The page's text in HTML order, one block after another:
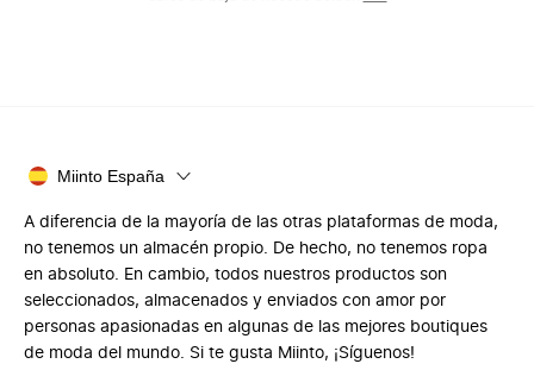
Miinto España
A diferencia de la mayoría de las otras plataformas de moda,
no tenemos un almacén propio. De hecho, no tenemos ropa
en absoluto. En cambio, todos nuestros productos son
seleccionados, almacenados y enviados con amor por
personas apasionadas en algunas de las mejores boutiques
de moda del mundo. Si te gusta Miinto, ¡Síguenos!